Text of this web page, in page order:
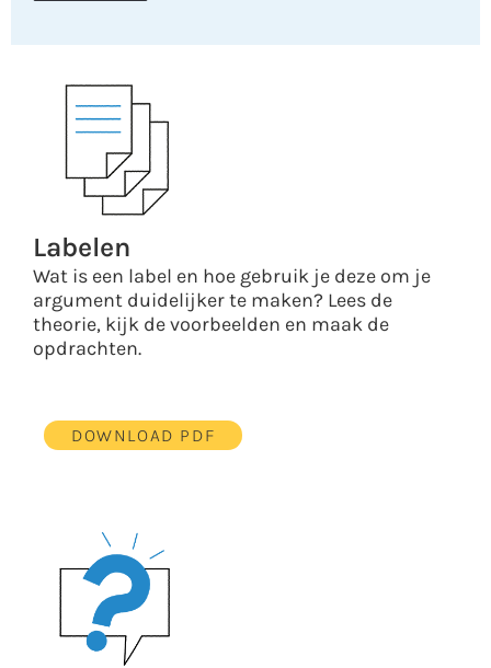
Labelen
Wat is een label en hoe gebruik je deze om je
argument duidelijker te maken? Lees de
theorie, kijk de voorbeelden en maak de
opdrachten.
DOWNLOAD PDF